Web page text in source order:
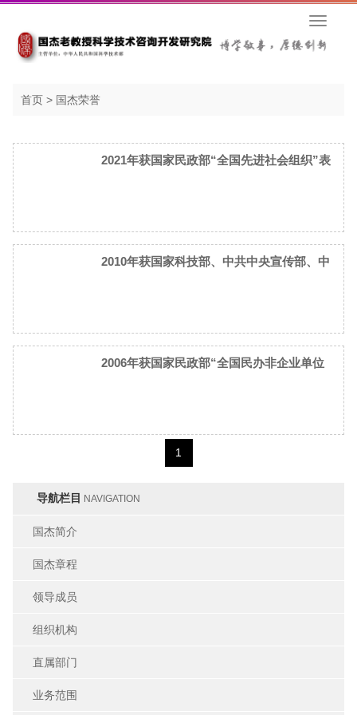
首页 > 国杰荣誉
2021年获国家民政部“全国先进社会组织”表
2010年获国家科技部、中共中央宣传部、中
2006年获国家民政部“全国民办非企业单位
1
导航栏目 NAVIGATION
国杰简介
国杰章程
领导成员
组织机构
直属部门
业务范围